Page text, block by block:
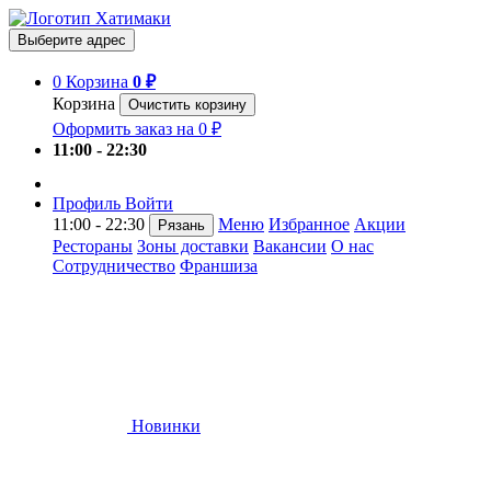
Выберите адрес
0 Корзина 0 ₽
Корзина
Очистить корзину
Оформить заказ на 0 ₽
11:00 - 22:30
Профиль Войти
11:00 - 22:30
Рязань Меню Избранное Акции
Рестораны Зоны доставки Вакансии О нас
Сотрудничество Франшиза
Новинки